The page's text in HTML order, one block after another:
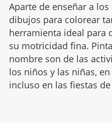
Aparte de enseñar a
dibujos para colorear
herramienta ideal para
su motricidad fina.
nombre son de las
los niños y las niñas,
incluso en las fiestas